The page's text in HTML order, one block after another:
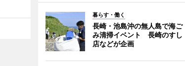
暮らす・働く
長崎・池島沖の無人島で海ご
み清掃イベント 長崎のすし
店などが企画